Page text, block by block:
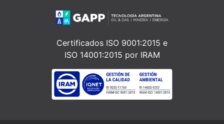
Certificados ISO 9001:2015 e
ISO 14001:2015 por IRAM